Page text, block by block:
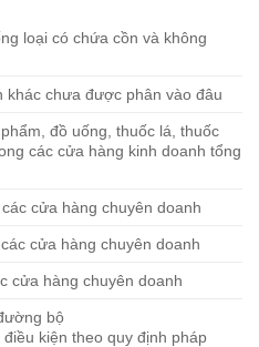
loại có chứa cồn và không
khác chưa được phân vào đâu
đồ uống, thuốc lá, thuốc
các cửa hàng kinh doanh tổng
cửa hàng chuyên doanh
cửa hàng chuyên doanh
cửa hàng chuyên doanh
bộ
kiện theo quy định pháp